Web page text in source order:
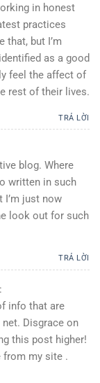
in honest
practices
that, but I’m
as a good
feel the affect of
rest of their lives.
TRẢ LỜI
blog. Where
written in such
I’m just now
look out for such
TRẢ LỜI
info that are
Disgrace on
this post higher!
from my site .